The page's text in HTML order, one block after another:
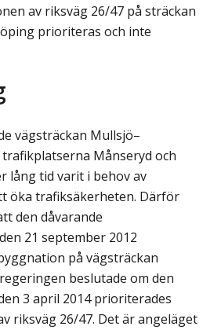
av riksväg 26/47 på sträckan
prioriteras och inte
vägsträckan Mullsjö–
Månseryd och
lång tid varit i behov av
öka trafiksäkerheten. Därför
den dåvarande
21 september 2012
på vägsträckan
beslutade om den
3 april 2014 prioriterades
riksväg 26/47. Det är angeläget